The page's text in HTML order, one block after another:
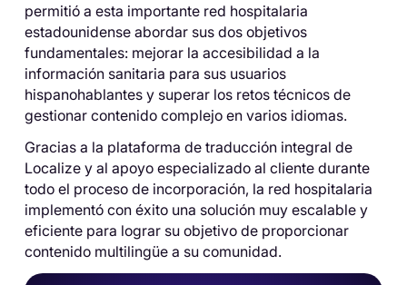
permitió a esta importante red hospitalaria
estadounidense abordar sus dos objetivos
fundamentales: mejorar la accesibilidad a la
información sanitaria para sus usuarios
hispanohablantes y superar los retos técnicos de
gestionar contenido complejo en varios idiomas.
Gracias a la plataforma de traducción integral de
Localize y al apoyo especializado al cliente durante
todo el proceso de incorporación, la red hospitalaria
implementó con éxito una solución muy escalable y
eficiente para lograr su objetivo de proporcionar
contenido multilingüe a su comunidad.